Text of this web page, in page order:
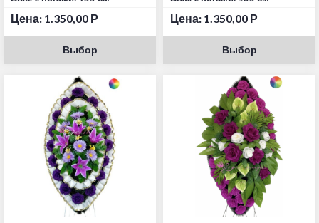
Цена: 1.350,00 Р
Выбор
Цена: 1.350,00 Р
Выбор